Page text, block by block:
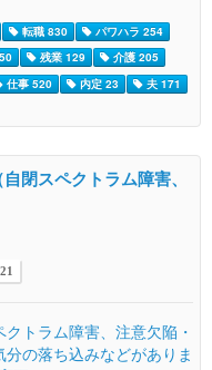
転職 830
パワハラ 254
残業 129
介護 205
仕事 520 内定 23
夫 171
閉スペクトラム障害、
トラム障害、注意欠陥・
の落ち込みなどがありま